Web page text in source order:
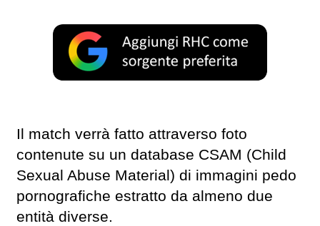
Il match verrà fatto attraverso foto
contenute su un database CSAM (Child
Sexual Abuse Material) di immagini pedo
pornografiche estratto da almeno due
entità diverse.